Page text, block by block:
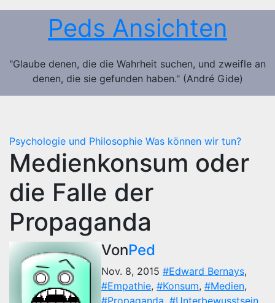
Zum
Peds Ansichten
"Glaube denen, die die Wahrheit suchen, und zweifle an
denen, die sie gefunden haben." (André Gide)
Psychologie und Philosophie Was können wir tun?
Medienkonsum oder
die Falle der
Propaganda
VonPed
Nov. 8, 2015 #Edward Bernays,
#Empathie, #Konsum, #Medien,
#Propaganda, #Unterbewusstsein,